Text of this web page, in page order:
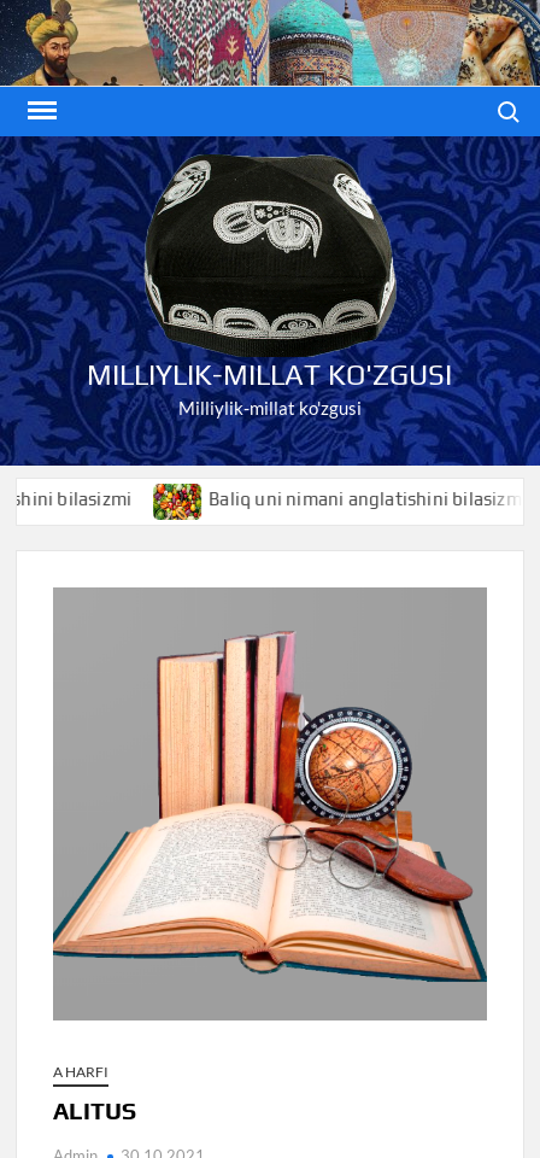
Skip
to
content
MILLIYLIK-MILLAT KO'ZGUSI
Milliylik-millat ko'zgusi
bilasizmi Baliq uni nimani anglatishini bilasizmi
A HARFI
ALITUS